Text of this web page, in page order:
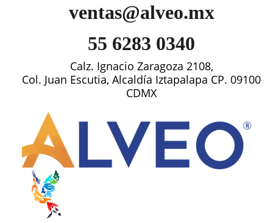
ventas@alveo.mx
55 6283 0340
Calz. Ignacio Zaragoza 2108,
Col. Juan Escutia, Alcaldía Iztapalapa CP. 09100
CDMX